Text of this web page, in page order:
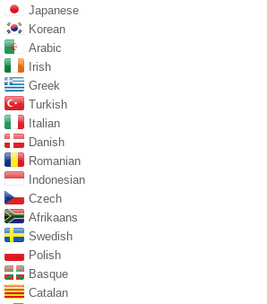
Japanese
Korean
Arabic
Irish
Greek
Turkish
Italian
Danish
Romanian
Indonesian
Czech
Afrikaans
Swedish
Polish
Basque
Catalan